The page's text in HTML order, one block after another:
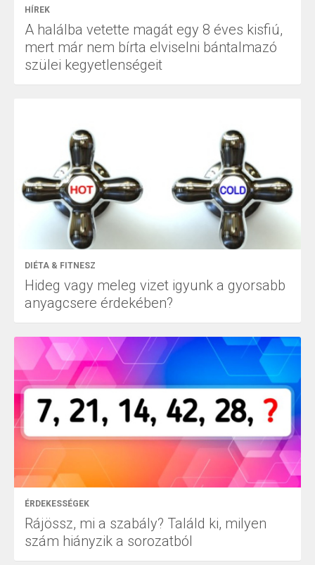
HÍREK
A halálba vetette magát egy 8 éves kisfiú,
mert már nem bírta elviselni bántalmazó
szülei kegyetlenségeit
DIÉTA & FITNESZ
Hideg vagy meleg vizet igyunk a gyorsabb
anyagcsere érdekében?
ÉRDEKESSÉGEK
Rájössz, mi a szabály? Találd ki, milyen
szám hiányzik a sorozatból